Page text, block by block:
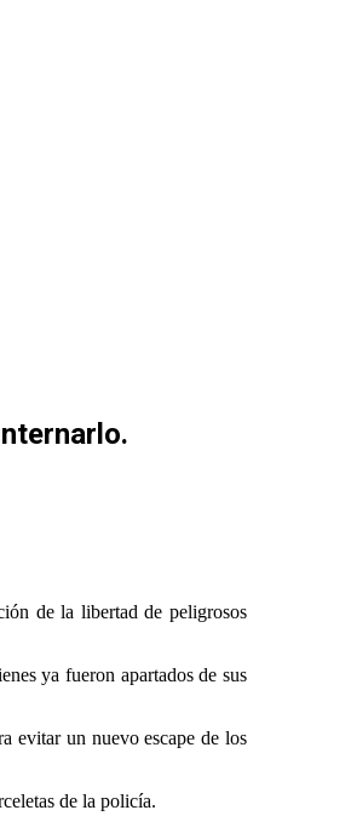
de la libertad de peligrosos
ya fueron apartados de sus
evitar un nuevo escape de los
de la policía.